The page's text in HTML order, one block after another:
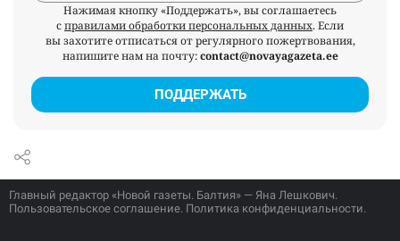
Нажимая кнопку «Поддержать», вы соглашаетесь
справилами обработки персональных данных. Если
вы захотите отписаться от регулярного пожертвования,
напишите нам на почту:contact@novayagazeta.ee
ПОДДЕРЖАТЬ
Главный редактор «Новой газеты. Балтия» — Яна Лешкович.
Пользовательское соглашение Политика конфиденциальности